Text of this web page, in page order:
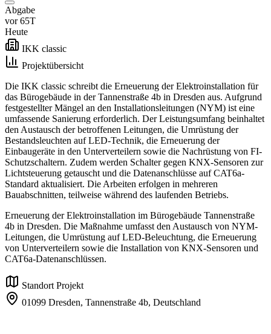
Abgabe
vor 65T
Heute
IKK classic
Projektübersicht
Die IKK classic schreibt die Erneuerung der Elektroinstallation für
das Bürogebäude in der Tannenstraße 4b in Dresden aus. Aufgrund
festgestellter Mängel an den Installationsleitungen (NYM) ist eine
umfassende Sanierung erforderlich. Der Leistungsumfang beinhaltet
den Austausch der betroffenen Leitungen, die Umrüstung der
Bestandsleuchten auf LED-Technik, die Erneuerung der
Einbaugeräte in den Unterverteilern sowie die Nachrüstung von FI-
Schutzschaltern. Zudem werden Schalter gegen KNX-Sensoren zur
Lichtsteuerung getauscht und die Datenanschlüsse auf CAT6a-
Standard aktualisiert. Die Arbeiten erfolgen in mehreren
Bauabschnitten, teilweise während des laufenden Betriebs.
Erneuerung der Elektroinstallation im Bürogebäude Tannenstraße
4b in Dresden. Die Maßnahme umfasst den Austausch von NYM-
Leitungen, die Umrüstung auf LED-Beleuchtung, die Erneuerung
von Unterverteilern sowie die Installation von KNX-Sensoren und
CAT6a-Datenanschlüssen.
Standort Projekt
01099 Dresden, Tannenstraße 4b, Deutschland